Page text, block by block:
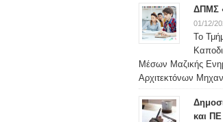
ΔΠΜΣ
01/12/
Το
Μέσων Μαζικής
Αρχιτεκτόνων
και